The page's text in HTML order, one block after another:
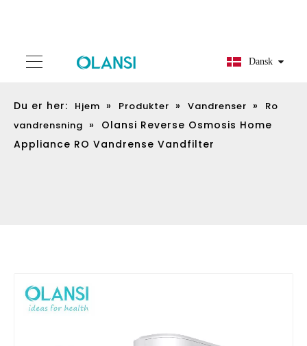
Dansk
Du er her: Hjem » Produkter » Vandrenser »
Ro
vandrensning »
Olansi Reverse Osmosis Home
Appliance RO Vandrense Vandfilter